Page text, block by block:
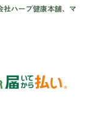
社ハーブ健康本舗、マ